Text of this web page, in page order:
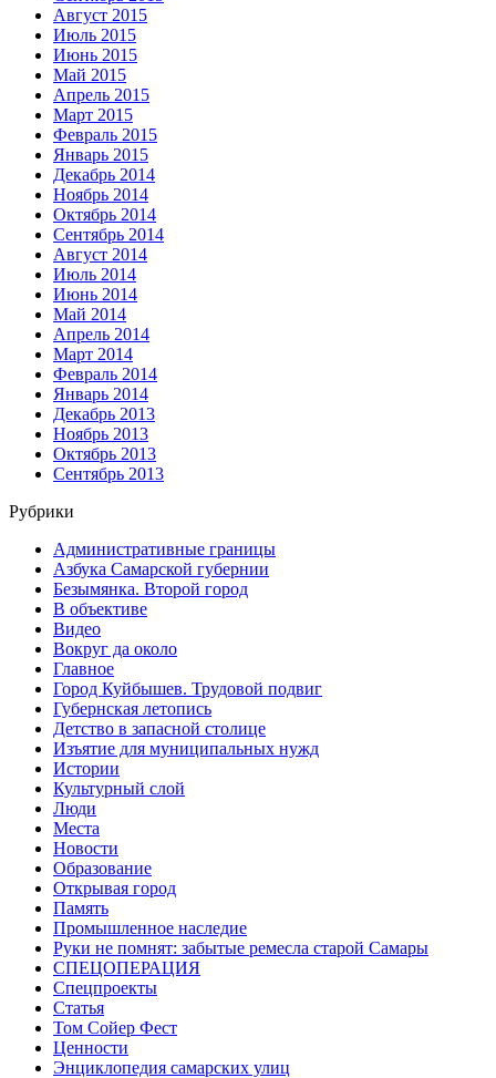
Август 2015
Июль 2015
Июнь 2015
Май 2015
Апрель 2015
Март 2015
Февраль 2015
Январь 2015
Декабрь 2014
Ноябрь 2014
Октябрь 2014
Сентябрь 2014
Август 2014
Июль 2014
Июнь 2014
Май 2014
Апрель 2014
Март 2014
Февраль 2014
Январь 2014
Декабрь 2013
Ноябрь 2013
Октябрь 2013
Сентябрь 2013
Рубрики
Административные границы
Азбука Самарской губернии
Безымянка. Второй город
В объективе
Видео
Вокруг да около
Главное
Город Куйбышев. Трудовой подвиг
Губернская летопись
Детство в запасной столице
Изъятие для муниципальных нужд
Истории
Культурный слой
Люди
Места
Новости
Образование
Открывая город
Память
Промышленное наследие
Руки не помнят: забытые ремесла старой Самары
СПЕЦОПЕРАЦИЯ
Спецпроекты
Статья
Том Сойер Фест
Ценности
Энциклопедия самарских улиц